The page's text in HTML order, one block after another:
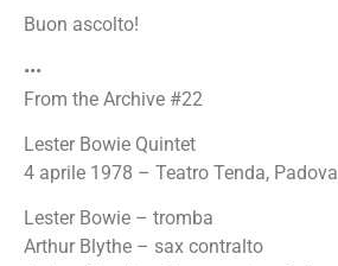
Buon ascolto!
•••
From the Archive #22
Lester Bowie Quintet
4 aprile 1978 – Teatro Tenda, Padova
Lester Bowie – tromba
Arthur Blythe – sax contralto